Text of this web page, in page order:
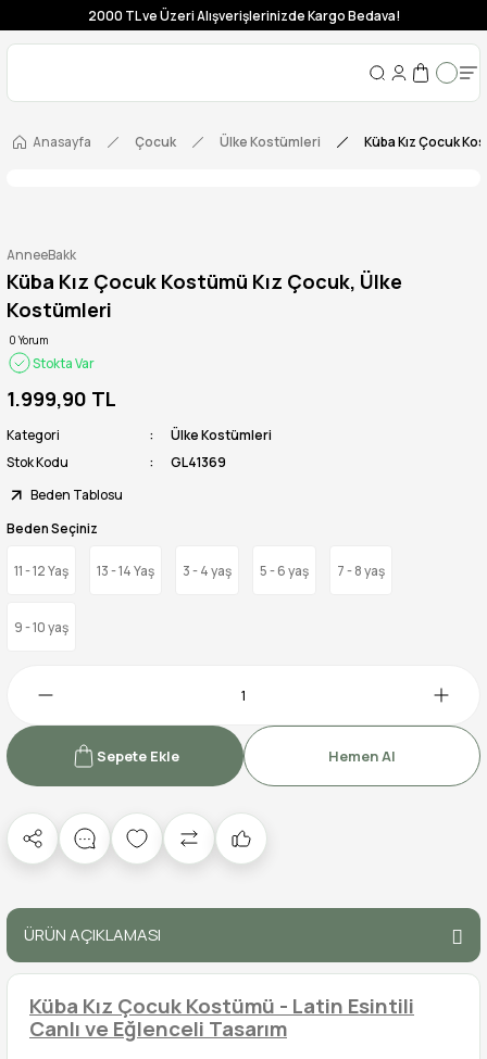
2000 TL ve Üzeri Alışverişlerinizde Kargo Bedava!
Anasayfa Çocuk Ülke Kostümleri Küba Kız Çocuk
AnneeBakk
Küba Kız Çocuk Kostümü Kız Çocuk, Ülke
Kostümleri
0 Yorum
Stokta Var
1.999,90 TL
Kategori
Ülke Kostümleri
Stok Kodu
GL41369
Beden Tablosu
Beden Seçiniz
11 - 12 Yaş 13 - 14 Yaş 3 - 4 yaş 5 - 6 yaş 7 - 8 yaş
9 - 10 yaş
Sepete Ekle Hemen Al
ÜRÜN AÇIKLAMASI
Küba Kız Çocuk Kostümü - Latin Esintili
Canlı ve Eğlenceli Tasarım